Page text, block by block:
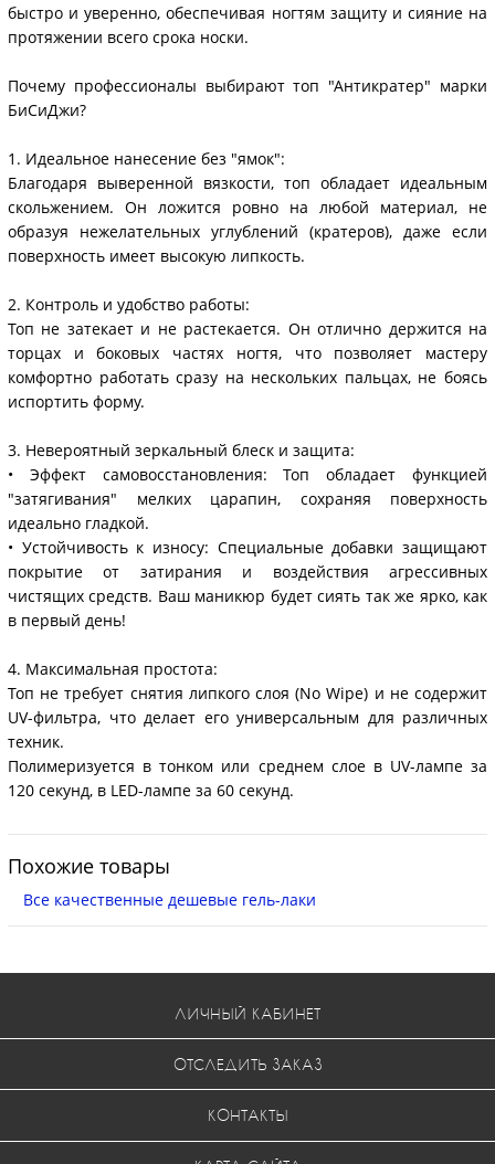
быстро и уверенно, обеспечивая ногтям защиту и сияние на
протяжении всего срока носки.
Почему профессионалы выбирают топ "Антикратер" марки
БиСиДжи?
1. Идеальное нанесение без "ямок":
Благодаря выверенной вязкости, топ обладает идеальным
скольжением. Он ложится ровно на любой материал, не
образуя нежелательных углублений (кратеров), даже если
поверхность имеет высокую липкость.
2. Контроль и удобство работы:
Топ не затекает и не растекается. Он отлично держится на
торцах и боковых частях ногтя, что позволяет мастеру
комфортно работать сразу на нескольких пальцах, не боясь
испортить форму.
3. Невероятный зеркальный блеск и защита:
• Эффект самовосстановления: Топ обладает функцией
"затягивания" мелких царапин, сохраняя поверхность
идеально гладкой.
• Устойчивость к износу: Специальные добавки защищают
покрытие от затирания и воздействия агрессивных
чистящих средств. Ваш маникюр будет сиять так же ярко, как
в первый день!
4. Максимальная простота:
Топ не требует снятия липкого слоя (No Wipe) и не содержит
UV-фильтра, что делает его универсальным для различных
техник.
Полимеризуется в тонком или среднем слое в UV-лампе за
120 секунд, в LED-лампе за 60 секунд.
Похожие товары
Все качественные дешевые гель-лаки
ЛИЧНЫЙ КАБИНЕТ
ОТСЛЕДИТЬ ЗАКАЗ
КОНТАКТЫ